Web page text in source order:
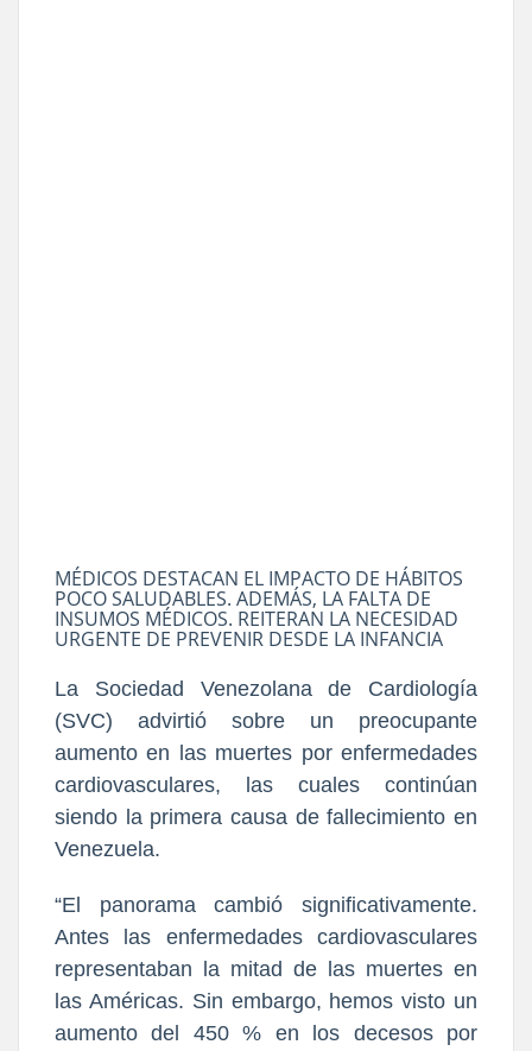
MÉDICOS DESTACAN EL IMPACTO DE HÁBITOS
POCO SALUDABLES. ADEMÁS, LA FALTA DE
INSUMOS MÉDICOS. REITERAN LA NECESIDAD
URGENTE DE PREVENIR DESDE LA INFANCIA
La Sociedad Venezolana de Cardiología
(SVC) advirtió sobre un preocupante
aumento en las muertes por enfermedades
cardiovasculares, las cuales continúan
siendo la primera causa de fallecimiento en
Venezuela.
“El panorama cambió significativamente.
Antes las enfermedades cardiovasculares
representaban la mitad de las muertes en
las Américas. Sin embargo, hemos visto un
aumento del 450 % en los decesos por